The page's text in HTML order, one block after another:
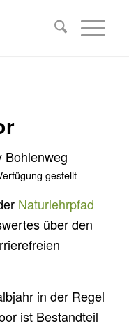
gestellt
Naturlehrpfad
über den
in der Regel
ist Bestandteil